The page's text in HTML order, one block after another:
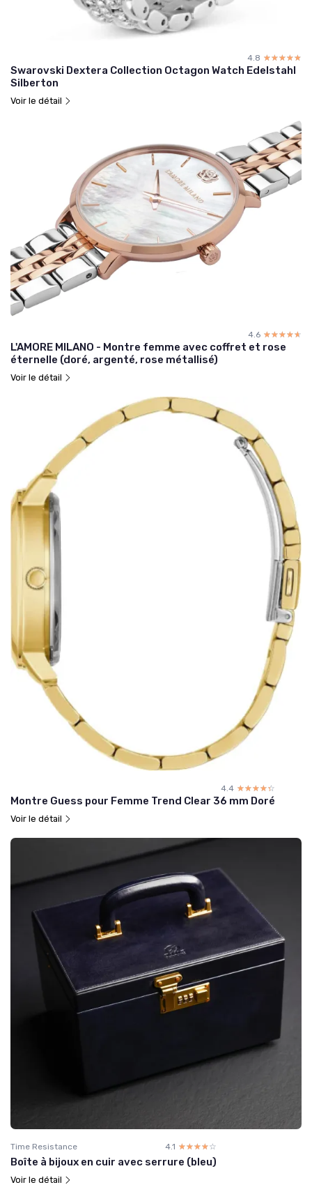
4.8 ☆☆☆☆☆
★★★★★
Swarovski Dextera Collection Octagon Watch Edelstahl
Silberton
Voir le détail
4.6 ☆☆☆☆☆
★★★★★
L'AMORE MILANO - Montre femme avec coffret et rose
éternelle (doré, argenté, rose métallisé)
Voir le détail
4.4 ☆☆☆☆☆
★★★★★
Montre Guess pour Femme Trend Clear 36 mm Doré
Voir le détail
Time Resistance 4.1 ☆☆☆☆☆
★★★★★
Boîte à bijoux en cuir avec serrure (bleu)
Voir le détail